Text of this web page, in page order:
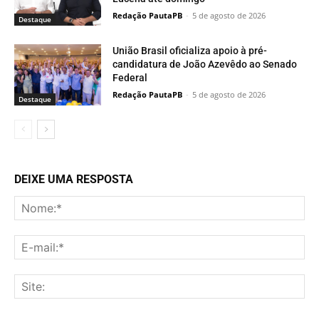
Destaque Redação PautaPB - 5 de agosto de 2026
Destaque
União Brasil oficializa apoio à pré-
candidatura de João Azevêdo ao Senado
Federal
Redação PautaPB - 5 de agosto de 2026
DEIXE UMA RESPOSTA